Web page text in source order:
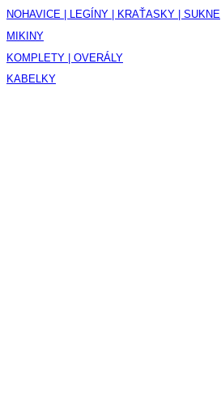
NOHAVICE | LEGÍNY | KRAŤASKY | SUKNE
MIKINY
KOMPLETY | OVERÁLY
KABELKY